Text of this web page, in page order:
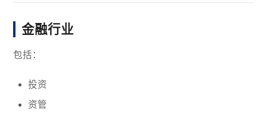
金融行业
包括：
投资
资管